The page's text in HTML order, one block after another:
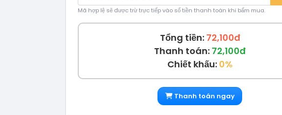
Mã hợp lệ sẽ được trừ trực tiếp vào số tiền thanh toán khi bấm mua.
Tổng tiền: 72,100đ
Thanh toán: 72,100đ
Chiết khấu: 0%
Thanh toán ngay